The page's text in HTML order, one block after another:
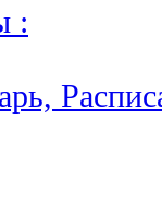
: